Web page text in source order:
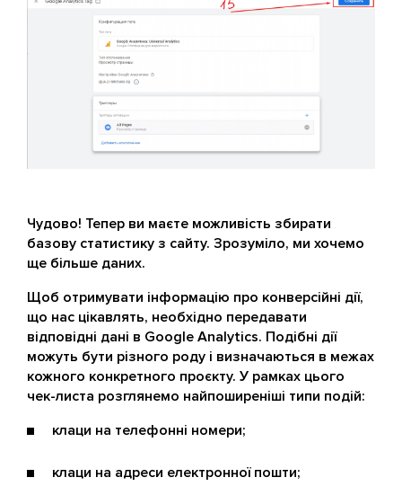
Чудово! Тепер ви маєте можливість збирати
базову статистику з сайту. Зрозуміло, ми хочемо
ще більше даних.
Щоб отримувати інформацію про конверсійні дії,
що нас цікавлять, необхідно передавати
відповідні дані в Google Analytics. Подібні дії
можуть бути різного роду і визначаються в межах
кожного конкретного проєкту. У рамках цього
чек-листа розглянемо найпоширеніші типи подій:
клаци на телефонні номери;
клаци на адреси електронної пошти;